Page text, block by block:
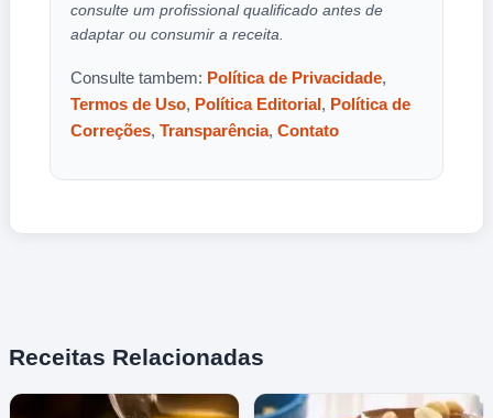
consulte um profissional qualificado antes de
adaptar ou consumir a receita.
Consulte tambem: Política de Privacidade,
Termos de Uso, Política Editorial, Política de
Correções, Transparência, Contato
Receitas Relacionadas